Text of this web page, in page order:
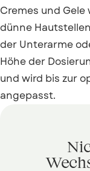
Cremes und
dünne
der Unterarme
Höhe der
und wird bis zur
angepasst.